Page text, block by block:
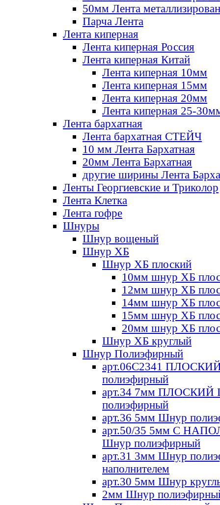
50мм Лента
Парча Лента
Лента киперная
Лента киперная Россия
Лента киперная Китай
Лента киперная 10мм
Лента киперная 15мм
Лента киперная 20мм
Лента киперная 25-
Лента бархатная
Лента бархатная СТЕЙЧ
10 мм Лента Бархатная
20мм Лента Бархатная
другие ширины Лента
Ленты Георгиевские и Триколор
Лента Клетка
Лента гофре
Шнуры
Шнур вощеный
Шнур ХБ
Шнур ХБ плоский
10мм шнур ХБ
12мм шнур ХБ
14мм шнур ХБ
15мм шнур ХБ
20мм шнур ХБ
Шнур ХБ круглый
Шнур Полиэфирный
арт.06С2341
полиэфирный
арт.34 7мм ПЛОСКИЙ
полиэфирный
арт.36 5мм Шнур
арт.50/35 5мм С
Шнур полиэфирный
арт.31 3мм Шнур
наполнителем
арт.30 5мм Шнур
2мм Шнур